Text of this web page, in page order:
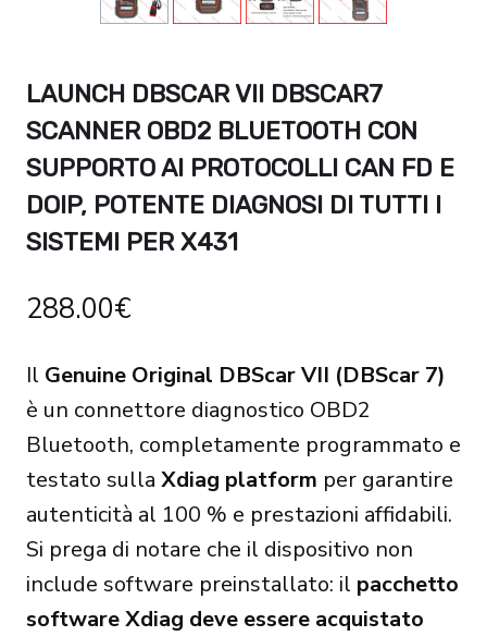
LAUNCH DBSCAR VII DBSCAR7
SCANNER OBD2 BLUETOOTH CON
SUPPORTO AI PROTOCOLLI CAN FD E
DOIP, POTENTE DIAGNOSI DI TUTTI I
SISTEMI PER X431
288.00€
Il Genuine Original DBScar VII (DBScar 7)
è un connettore diagnostico OBD2
Bluetooth, completamente programmato e
testato sulla Xdiag platform per garantire
autenticità al 100 % e prestazioni affidabili.
Si prega di notare che il dispositivo non
include software preinstallato: il pacchetto
software Xdiag deve essere acquistato